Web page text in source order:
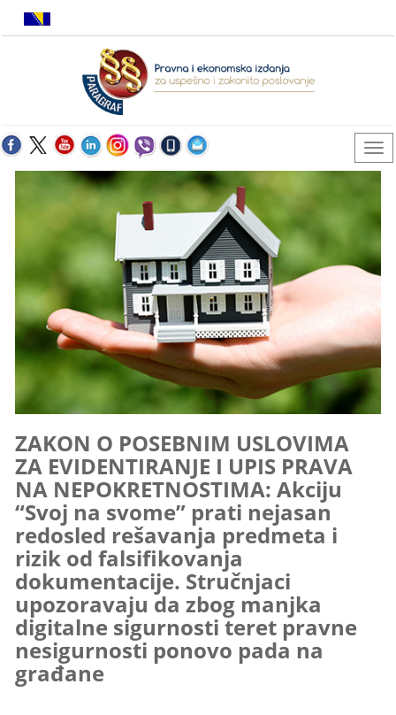
ZAKON O POSEBNIM USLOVIMA
ZA EVIDENTIRANJE I UPIS PRAVA
NA NEPOKRETNOSTIMA: Akciju
“Svoj na svome” prati nejasan
redosled rešavanja predmeta i
rizik od falsifikovanja
dokumentacije. Stručnjaci
upozoravaju da zbog manjka
digitalne sigurnosti teret pravne
nesigurnosti ponovo pada na
građane